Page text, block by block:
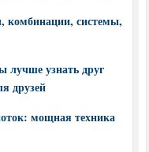
комбинации, системы,
лучше узнать друг
друзей
мощная техника